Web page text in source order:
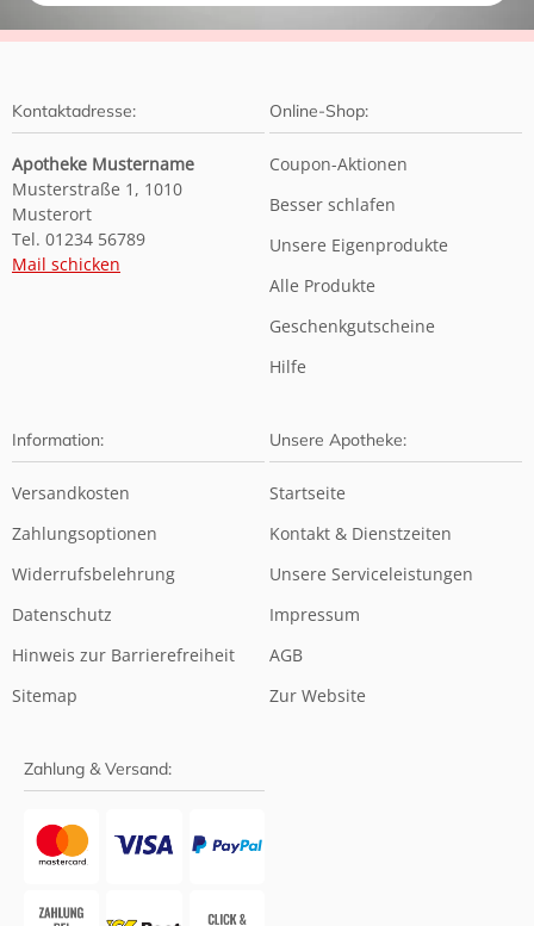
Kontaktadresse:
Apotheke Mustername
Musterstraße 1, 1010
Musterort
Tel. 01234 56789
Mail schicken
Online-Shop:
Coupon-Aktionen
Besser schlafen
Unsere Eigenprodukte
Alle Produkte
Geschenkgutscheine
Hilfe
Information:
Versandkosten
Zahlungsoptionen
Widerrufsbelehrung
Datenschutz
Hinweis zur Barrierefreiheit
Sitemap
Unsere Apotheke:
Startseite
Kontakt & Dienstzeiten
Unsere Serviceleistungen
Impressum
AGB
Zur Website
Zahlung & Versand: